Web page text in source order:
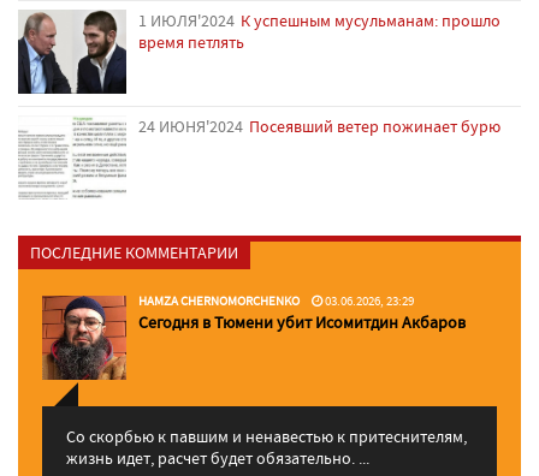
1 ИЮЛЯ'2024 К успешным мусульманам: прошло
время петлять
24 ИЮНЯ'2024 Посеявший ветер пожинает бурю
ПОСЛЕДНИЕ КОММЕНТАРИИ
HAMZA CHERNOMORCHENKO 03.06.2026, 23:29
Сегодня в Тюмени убит Исомитдин Акбаров
Со скорбью к павшим и ненавестью к притеснителям,
жизнь идет, расчет будет обязательно. ...